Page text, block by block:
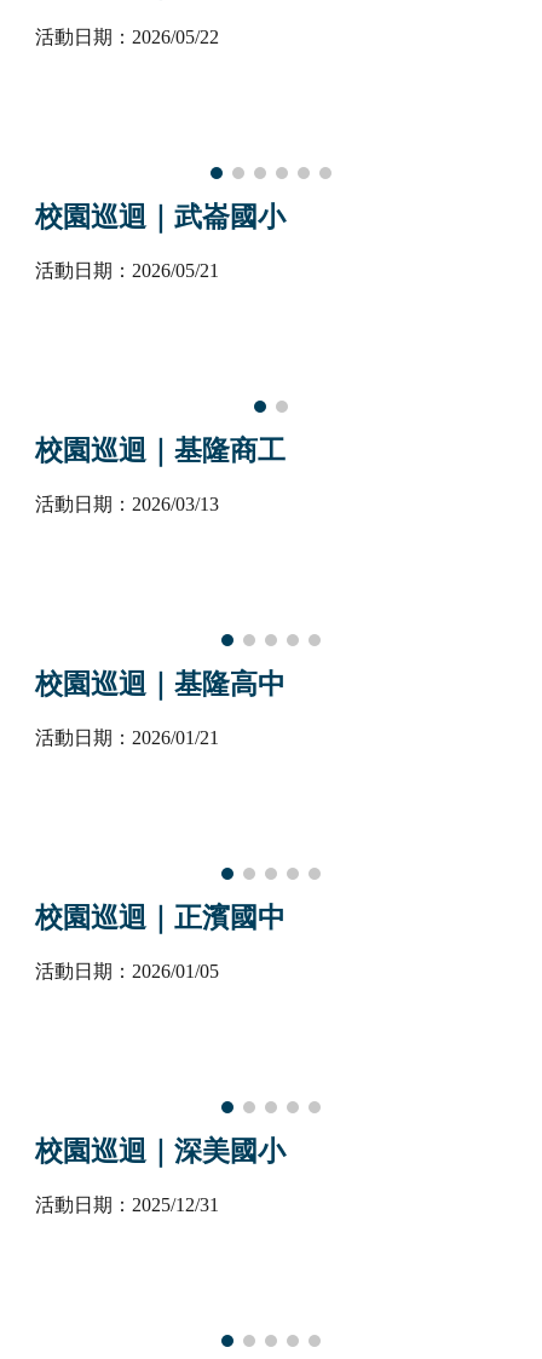
活動日期：2026/05/22
校園巡迴｜武崙國小
活動日期：2026/05/21
校園巡迴｜基隆商工
活動日期：2026/03/13
校園巡迴｜基隆高中
活動日期：2026/01/21
校園巡迴｜正濱國中
活動日期：2026/01/05
校園巡迴｜深美國小
活動日期：2025/1 2/31